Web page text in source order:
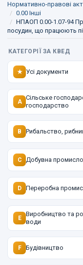
Нормативно-правові
0.00 Інші
НПАОП 0.00-1.07-94
посудин, що працюють
КАТЕГОРІЇ ЗА КВЕД
★ Усі документи
A
Сільське
господарство
B Рибальство,
C Добувна
D Переробна
E
Виробництво та
води
F Будівництво